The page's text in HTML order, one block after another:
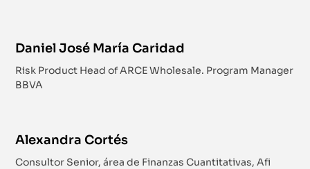
Daniel José María Caridad
Risk Product Head of ARCE Wholesale. Program Manager
BBVA
Alexandra Cortés
Consultor Senior, área de Finanzas Cuantitativas, Afi